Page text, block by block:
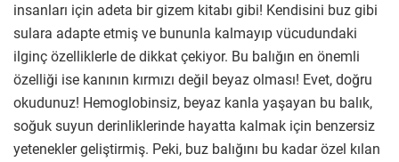
insanları için adeta bir gizem kitabı gibi! Kendisini buz gibi
sulara adapte etmiş ve bununla kalmayıp vücudundaki
ilginç özelliklerle de dikkat çekiyor. Bu balığın en önemli
özelliği ise kanının kırmızı değil beyaz olması! Evet, doğru
okudunuz! Hemoglobinsiz, beyaz kanla yaşayan bu balık,
soğuk suyun derinliklerinde hayatta kalmak için benzersiz
yetenekler geliştirmiş. Peki, buz balığını bu kadar özel kılan